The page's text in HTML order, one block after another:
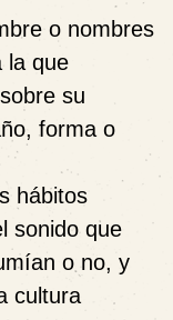
o nombres
la que
su
forma o
hábitos
sonido que
o no, y
cultura